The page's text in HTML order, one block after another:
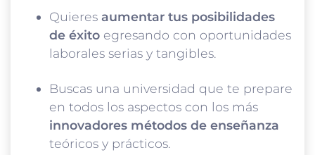
Quieres aumentar tus posibilidades
de éxito egresando con oportunidades
laborales serias y tangibles.
Buscas una universidad que te prepare
en todos los aspectos con los más
innovadores métodos de enseñanza
teóricos y prácticos.